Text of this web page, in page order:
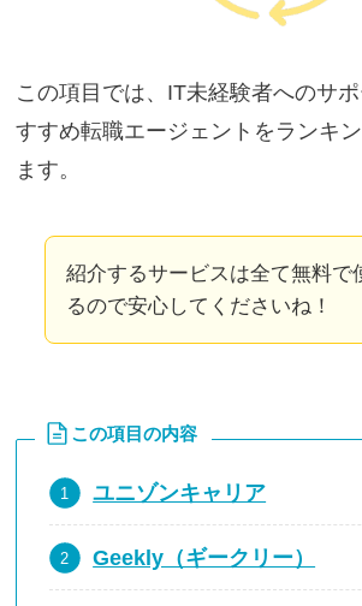
この項目では、IT未経験者へのサ
すすめ転職エージェントをランキ
ます。
紹介するサービスは全て無料で
るので安心してくださいね！
この項目の内容
ユニゾンキャリア
Geekly（ギークリー）